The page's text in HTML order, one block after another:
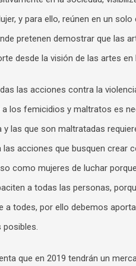
y para ello, reúnen en un
pretenen demostrar que las
desde la visión de las artes en
las acciones contra la
los femicidios y maltratos es
las que son maltratadas
acciones que busquen crear
como mujeres de luchar
a todas las personas,
a todes, por ello debemos
que en 2019 tendrán un